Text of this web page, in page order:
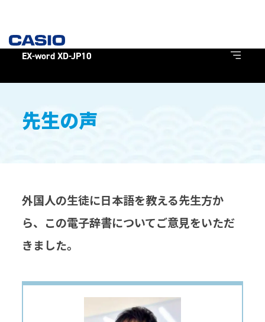
EX-word XD-JP10
先生の声
外国人の生徒に日本語を教える先生方か
ら、この電子辞書についてご意見をいただ
きました。